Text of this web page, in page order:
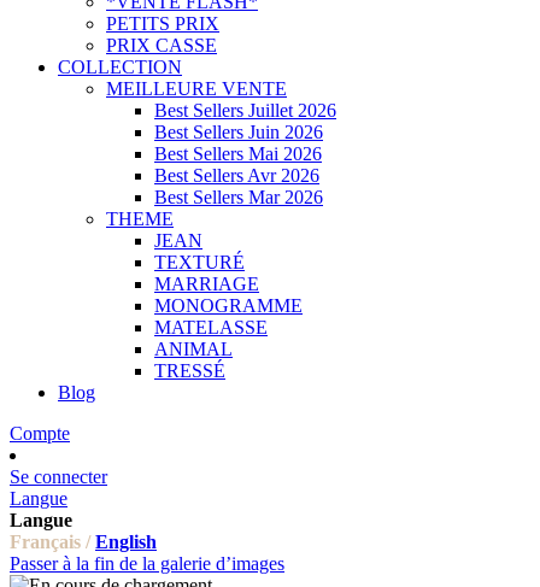
PETITS PRIX
PRIX CASSE
COLLECTION
MEILLEURE VENTE
Best Sellers Juillet 2026
Best Sellers Juin 2026
Best Sellers Mai 2026
Best Sellers Avr 2026
Best Sellers Mar 2026
THEME
JEAN
TEXTURÉ
MARRIAGE
MONOGRAMME
MATELASSE
ANIMAL
TRESSÉ
Blog
Compte
Se connecter
Langue
Langue
Français / English
Passer à la fin de la galerie d’images